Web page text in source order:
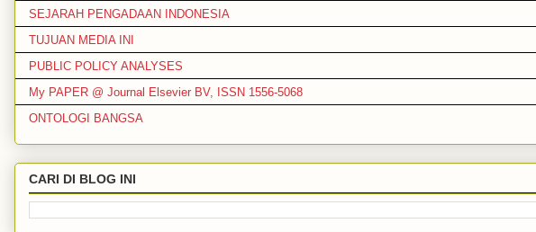
SEJARAH PENGADAAN INDONESIA
TUJUAN MEDIA INI
PUBLIC POLICY ANALYSES
My PAPER @ Journal Elsevier BV, ISSN 1556-5068
ONTOLOGI BANGSA
CARI DI BLOG INI